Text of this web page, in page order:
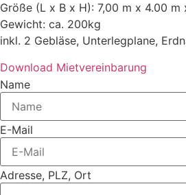
Größe (L x B x H): 7,00 m x 4.00 m
Gewicht: ca. 200kg
inkl. 2 Gebläse, Unterlegplane,
Download Mietvereinbarung
Name
E-Mail
Adresse, PLZ, Ort